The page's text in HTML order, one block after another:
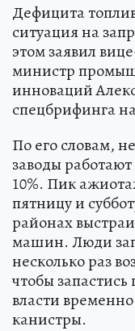
Дефицита
ситуация на
этом заявил
министр
инноваций
спецбрифинга
По его словам,
заводы
10%. Пик
пятницу и
районах
машин. Люди
несколько раз
чтобы
власти
канистры.